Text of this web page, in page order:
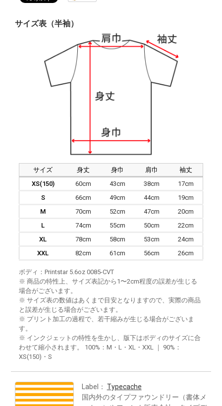
サイズ表（半袖）
サイズ 身丈 身巾 肩巾
袖丈
XS(150)
60cm 43cm 38cm
17cm
S
66cm 49cm 44cm
19cm
M
70cm 52cm 47cm
20cm
L
74cm 55cm 50cm
22cm
XL
78cm 58cm 53cm
24cm
XXL
82cm 61cm 56cm 26cm
ボディ：Printstar 5.6oz 0085-CVT
※ 商品の特性上、サイズ表記から1〜2cm程度の誤差が生じる
場合がございます。
※ サイズ表の数値はあくまで目安となりますので、実際の商品
と誤差が生じる場合がございます。
※ プリント加工の過程で、若干縮みが生じる場合がございま
す。
※ インクジェットの特性を生かし、版下はボディのサイズに合
わせて縮小されます。 100%：M・L・XL・XXL ｜ 90%：
XS(150)・S
Label： Typecache
国内外のタイプファウンドリー（書体メ